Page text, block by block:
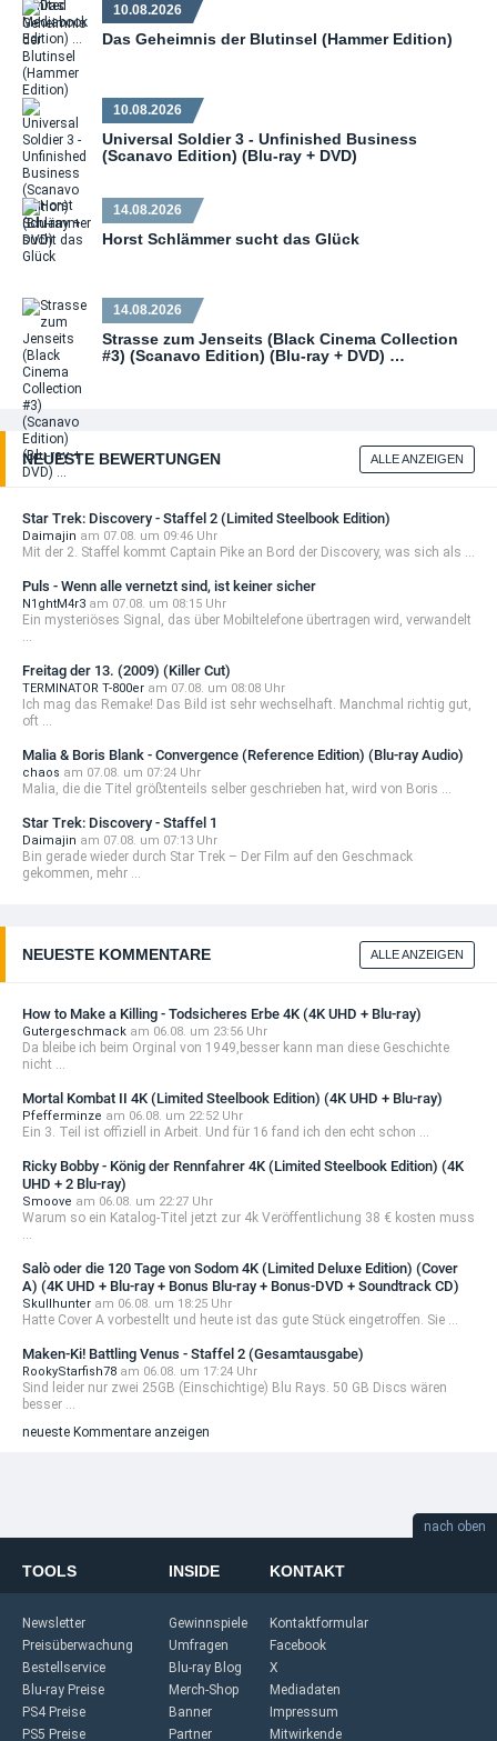
10.08.2026
Das Geheimnis der Blutinsel (Hammer Edition)
10.08.2026
Universal Soldier 3 - Unfinished Business
(Scanavo Edition) (Blu-ray + DVD)
14.08.2026
Horst Schlämmer sucht das Glück
14.08.2026
Strasse zum Jenseits (Black Cinema Collection
#3) (Scanavo Edition) (Blu-ray + DVD) …
NEUESTE BEWERTUNGEN ALLE ANZEIGEN
Star Trek: Discovery - Staffel 2 (Limited Steelbook Edition)
Daimajin am 07.08. um 09:46 Uhr
Mit der 2. Staffel kommt Captain Pike an Bord der Discovery, was sich als ...
Puls - Wenn alle vernetzt sind, ist keiner sicher
N1ghtM4r3 am 07.08. um 08:15 Uhr
Ein mysteriöses Signal, das über Mobiltelefone übertragen wird, verwandelt
...
Freitag der 13. (2009) (Killer Cut)
TERMINATOR T-800er am 07.08. um 08:08 Uhr
Ich mag das Remake! Das Bild ist sehr wechselhaft. Manchmal richtig gut,
oft ...
Malia & Boris Blank - Convergence (Reference Edition) (Blu-ray Audio)
chaos am 07.08. um 07:24 Uhr
Malia, die die Titel größtenteils selber geschrieben hat, wird von Boris ...
Star Trek: Discovery - Staffel 1
Daimajin am 07.08. um 07:13 Uhr
Bin gerade wieder durch Star Trek – Der Film auf den Geschmack
gekommen, mehr ...
NEUESTE KOMMENTARE ALLE ANZEIGEN
How to Make a Killing - Todsicheres Erbe 4K (4K UHD + Blu-ray)
Gutergeschmack am 06.08. um 23:56 Uhr
Da bleibe ich beim Orginal von 1949,besser kann man diese Geschichte
nicht ...
Mortal Kombat II 4K (Limited Steelbook Edition) (4K UHD + Blu-ray)
Pfefferminze am 06.08. um 22:52 Uhr
Ein 3. Teil ist offiziell in Arbeit. Und für 16 fand ich den echt schon ...
Ricky Bobby - König der Rennfahrer 4K (Limited Steelbook Edition) (4K
UHD + 2 Blu-ray)
Smoove am 06.08. um 22:27 Uhr
Warum so ein Katalog-Titel jetzt zur 4k Veröffentlichung 38 € kosten muss
...
Salò oder die 120 Tage von Sodom 4K (Limited Deluxe Edition) (Cover
A) (4K UHD + Blu-ray + Bonus Blu-ray + Bonus-DVD + Soundtrack CD)
Skullhunter am 06.08. um 18:25 Uhr
Hatte Cover A vorbestellt und heute ist das gute Stück eingetroffen. Sie ...
Maken-Ki! Battling Venus - Staffel 2 (Gesamtausgabe)
RookyStarfish78 am 06.08. um 17:24 Uhr
Sind leider nur zwei 25GB (Einschichtige) Blu Rays. 50 GB Discs wären
besser ...
neueste Kommentare anzeigen
nach oben
TOOLS
Newsletter
Preisüberwachung
Bestellservice
Blu-ray Preise
PS4 Preise
PS5 Preise
INSIDE
Gewinnspiele
Umfragen
Blu-ray Blog
Merch-Shop
Banner
Partner
KONTAKT
Kontaktformular
Facebook
X
Mediadaten
Impressum
Mitwirkende